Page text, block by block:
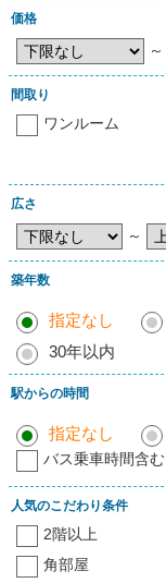
価格
～
間取り
ワンルーム
広さ
～
築年数
指定なし
30年以内
駅からの時間
指定なし
バス乗車時間含む
人気のこだわり条件
2階以上
角部屋